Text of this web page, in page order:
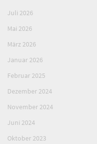
Juli 2026
Mai 2026
März 2026
Januar 2026
Februar 2025
Dezember 2024
November 2024
Juni 2024
Oktober 2023